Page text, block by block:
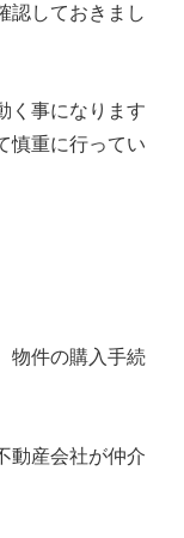
認しておきまし
く事になります
慎重に行ってい
物件の購入手続
動産会社が仲介